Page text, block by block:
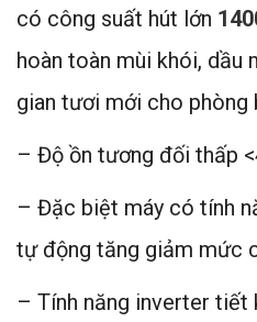
Thành phố Thái Bình
Đà Nẵng
ĐT:0588406666|SHOWROOM BẮC
Lưỡi lọc mỡ
Chế độ Khử
có công suất hút lớn
hoàn toàn mùi khói, dầu
gian tươi mới cho phòng
– Độ ồn tương đối thấp
– Đặc biệt máy có tính
tự động tăng giảm mức
– Tính năng inverter tiết